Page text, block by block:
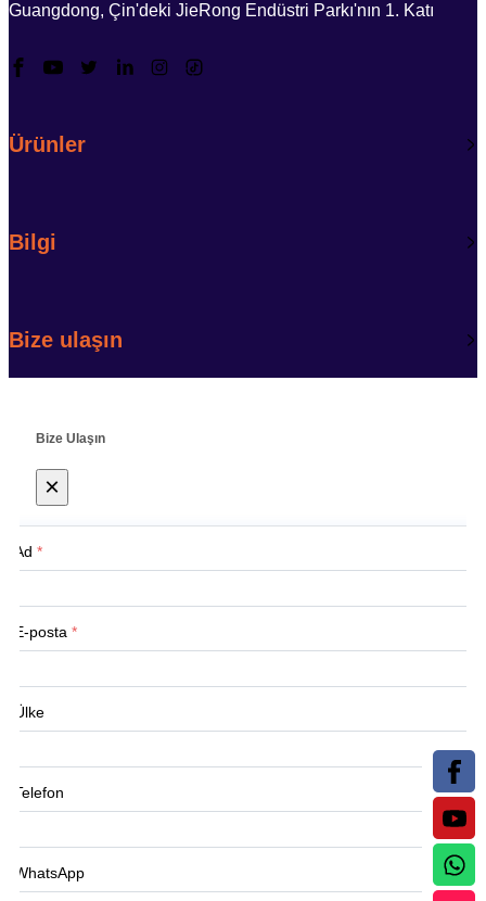
Guangdong, Çin'deki JieRong Endüstri Parkı'nın 1. Katı
Ürünler
Bilgi
Bize ulaşın
Bize Ulaşın
×
Ad *
E-posta *
Ülke
Telefon
WhatsApp